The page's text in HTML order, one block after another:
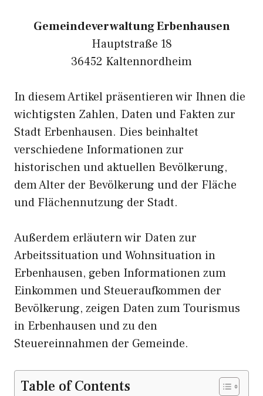
Gemeindeverwaltung Erbenhausen
Hauptstraße 18
36452 Kaltennordheim
In diesem Artikel präsentieren wir Ihnen die
wichtigsten Zahlen, Daten und Fakten zur
Stadt Erbenhausen. Dies beinhaltet
verschiedene Informationen zur
historischen und aktuellen Bevölkerung,
dem Alter der Bevölkerung und der Fläche
und Flächennutzung der Stadt.
Außerdem erläutern wir Daten zur
Arbeitssituation und Wohnsituation in
Erbenhausen, geben Informationen zum
Einkommen und Steueraufkommen der
Bevölkerung, zeigen Daten zum Tourismus
in Erbenhausen und zu den
Steuereinnahmen der Gemeinde.
Table of Contents